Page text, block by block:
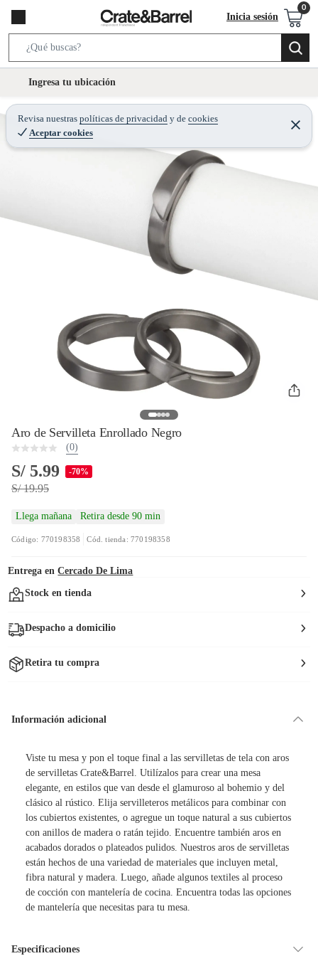
Inicia sesión
e
r
c
B
r
t
-
Ingresa tu ubicación
Revisa nuestras políticas de privacidad y de cookies
Aceptar cookies
C
r
Aro de Servilleta Enrollado Negro
(0)
S/ 5.99 -70%
S/ 19.95
Llega mañana Retira desde 90 min
Código: 770198358 Cód. tienda: 770198358
Entrega en Cercado De Lima
Stock en tienda
Despacho a domicilio
Retira tu compra
Información adicional
Viste tu mesa y pon el toque final a las servilletas de tela con aros
de servilletas Crate&Barrel. Utilízalos para crear una mesa
elegante, en estilos que van desde el glamuroso al bohemio y del
clásico al rústico. Elija servilleteros metálicos para combinar con
los cubiertos existentes, o agregue un toque natural a sus cubiertos
con anillos de madera o ratán tejido. Encuentre también aros en
acabados dorados o plateados pulidos. Nuestros aros de servilletas
están hechos de una variedad de materiales que incluyen metal,
fibra natural y madera. Luego, añade algunos textiles al proceso
de cocción con mantelería de cocina. Encuentra todas las opciones
de mantelería que necesitas para tu mesa.
Especificaciones